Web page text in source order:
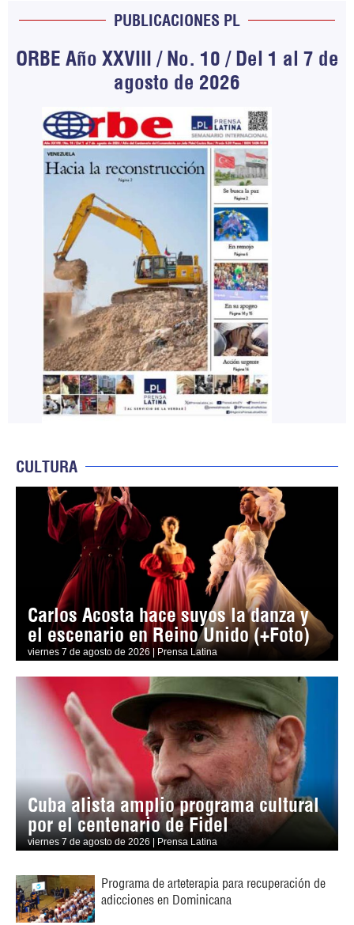
PUBLICACIONES PL
ORBE Año XXVIII / No. 10 / Del 1 al 7 de
agosto de 2026
CULTURA
Carlos Acosta hace suyos la danza y
el escenario en Reino Unido (+Foto)
viernes 7 de agosto de 2026 | Prensa Latina
Cuba alista amplio programa cultural
por el centenario de Fidel
viernes 7 de agosto de 2026 | Prensa Latina
Programa de arteterapia para recuperación de
adicciones en Dominicana